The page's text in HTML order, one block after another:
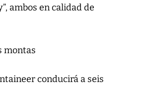
ambos en calidad de
montas
conducirá a seis